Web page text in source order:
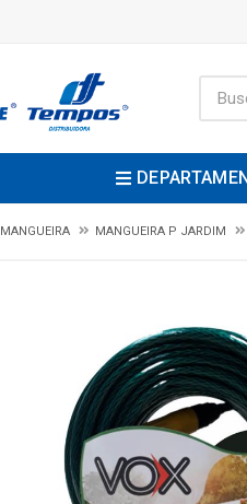
MANGUEIRA MANGUEIRA P JARDIM